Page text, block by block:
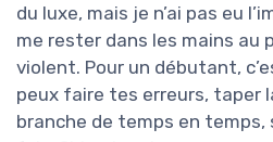
du luxe, mais je n’ai pas eu
me rester dans les mains au
violent. Pour un débutant,
peux faire tes erreurs, taper
branche de temps en temps,